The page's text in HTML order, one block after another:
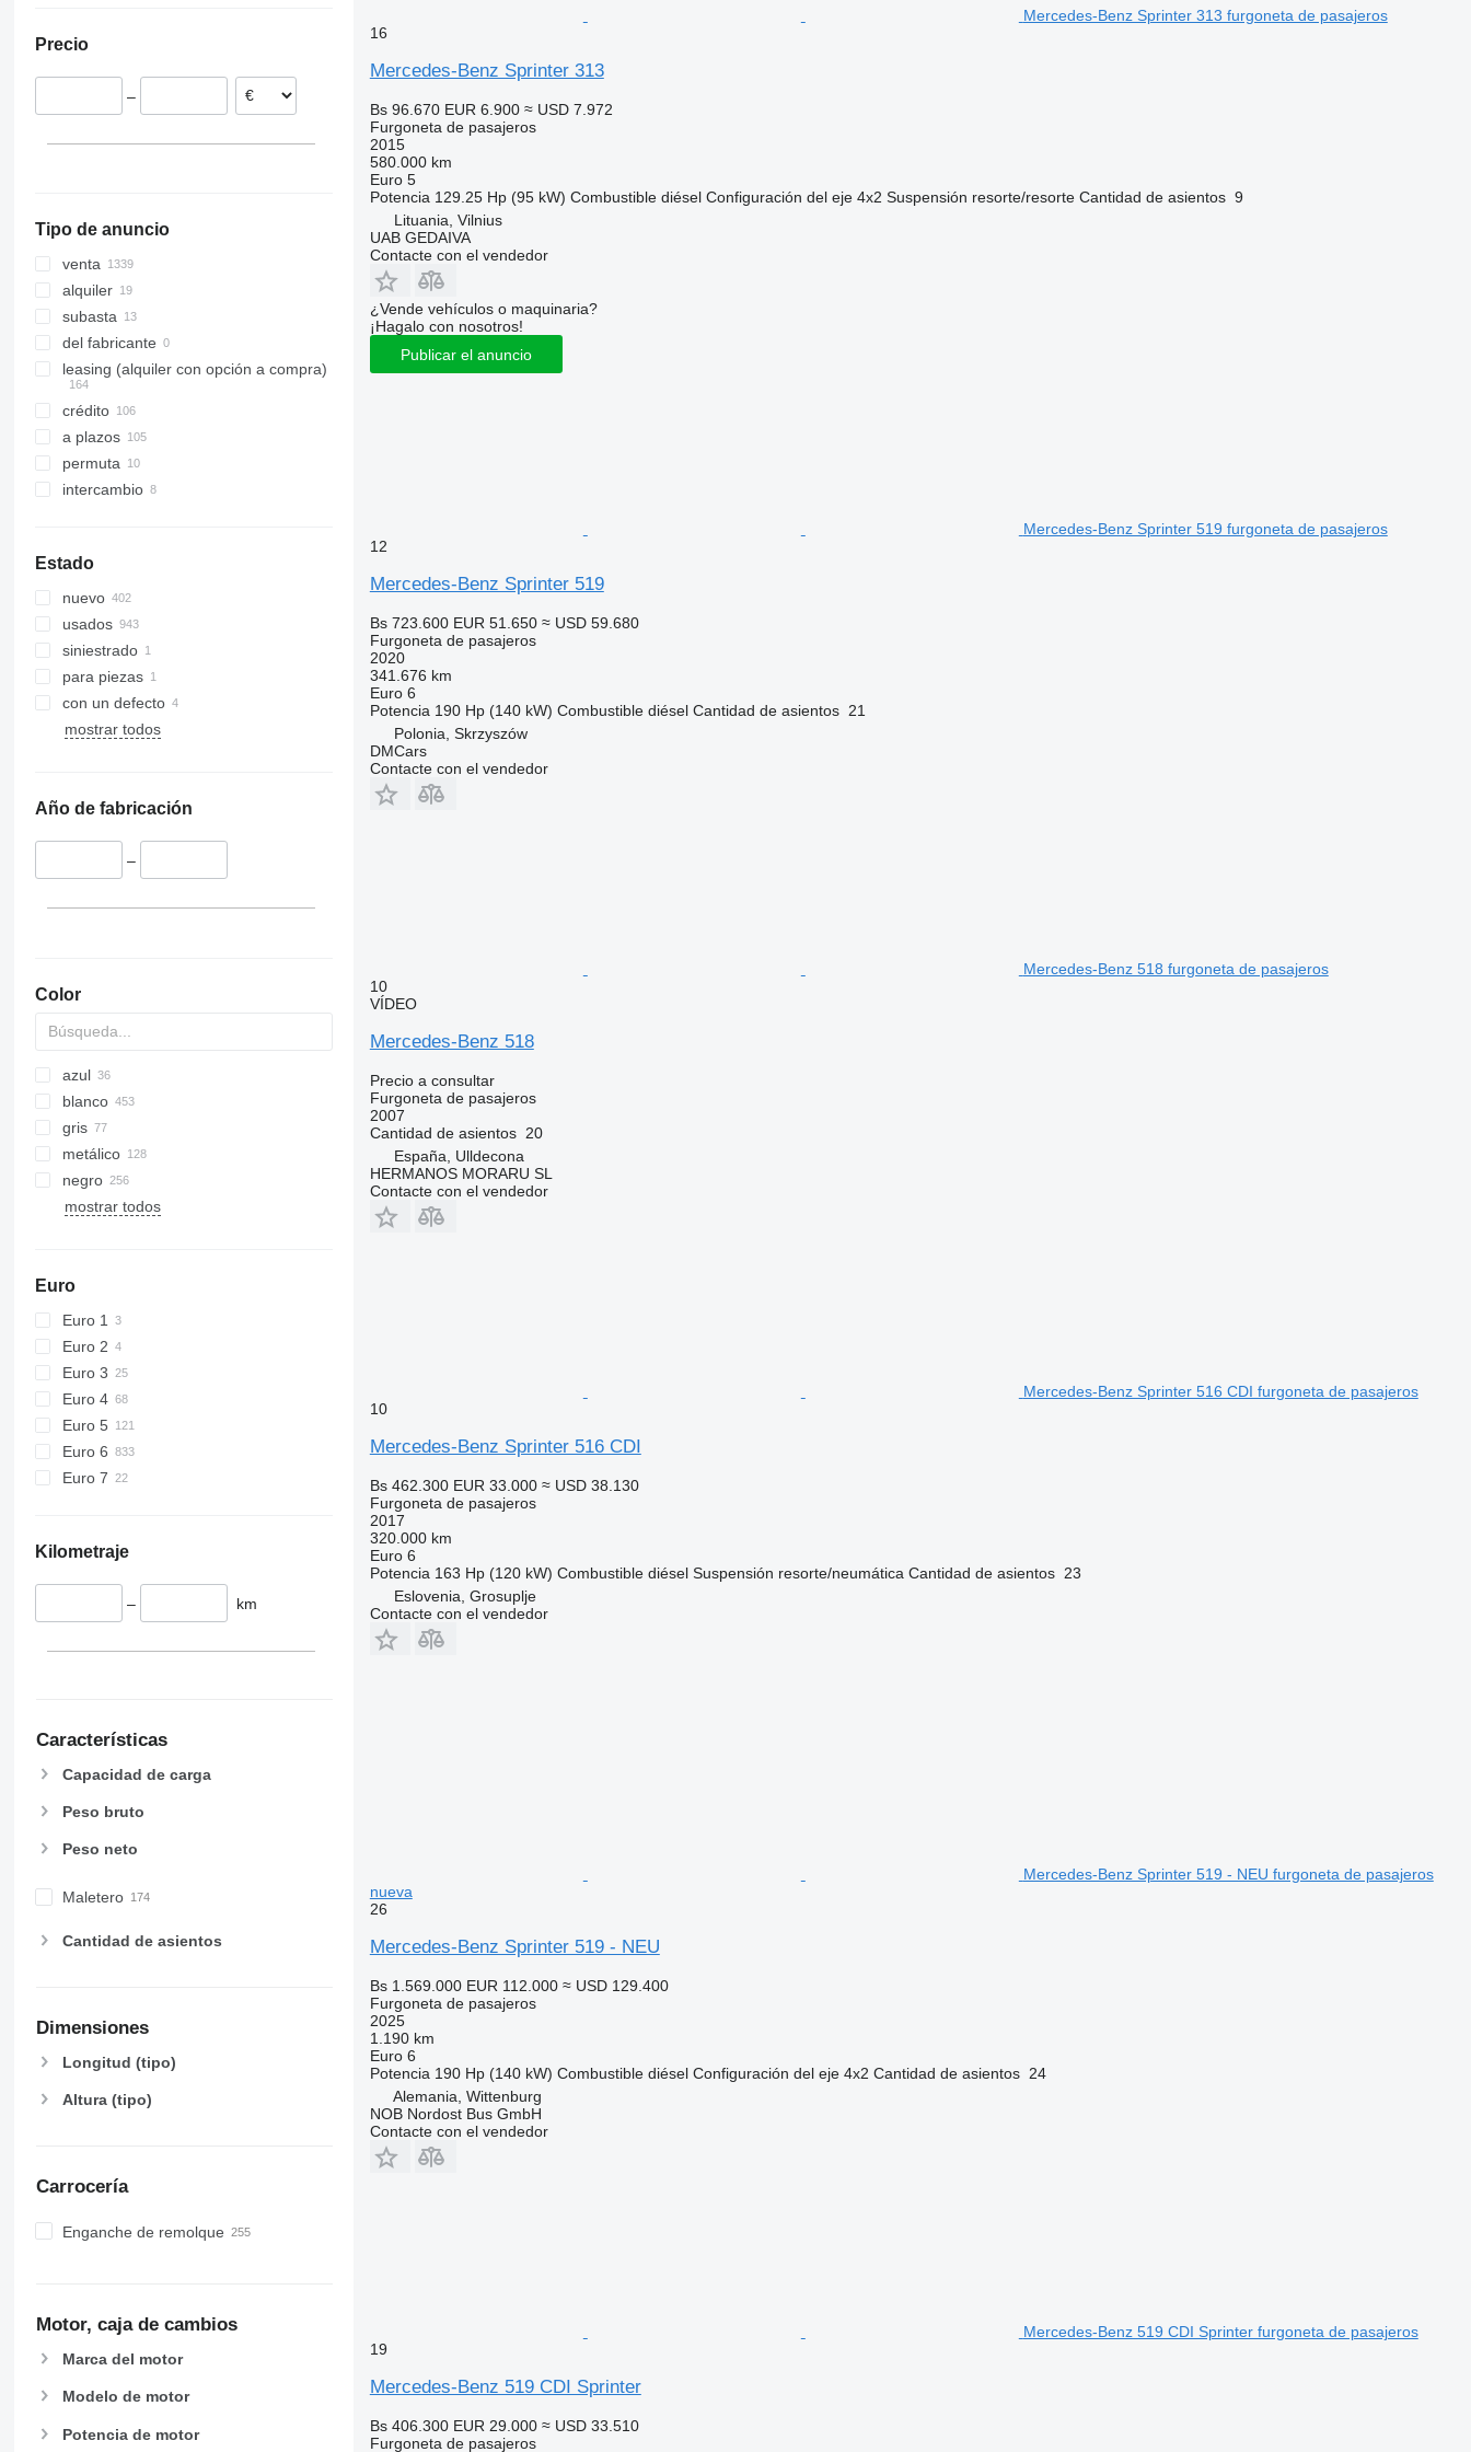
Sprinter 417
Sprinter 419
Sprinter 516
Sprinter 517
Sprinter 518
Sprinter 519
Sprinter 616
Sprinter 906
Sprinter City 45
Sprinter City 65
Sprinter City 77
Vito Tourer
Lituania
Italia
Precio
–
Tipo de anuncio
venta
alquiler
subasta
del fabricante
leasing (alquiler con opción a compra)
crédito
a plazos
permuta
intercambio
Estado
nuevo
usados
siniestrado
para piezas
con un defecto
mostrar todos
Año de fabricación
–
Color
azul
blanco
gris
metálico
negro
mostrar todos
Euro
Euro 1
Euro 2
Euro 3
Euro 4
Euro 5
Euro 6
Euro 7
Kilometraje
– km
Características
Capacidad de carga
Peso bruto
Peso neto
Maletero
Cantidad de asientos
Dimensiones
Longitud (tipo)
Altura (tipo)
Carrocería
Enganche de remolque
Motor, caja de cambios
Marca del motor
Modelo de motor
Potencia de motor
Mercedes-Benz Sprinter 313 furgoneta de pasajeros
16
Mercedes-Benz Sprinter 313
Bs 96.670 EUR 6.900 ≈ USD 7.972
Furgoneta de pasajeros
2015
580.000 km
Euro 5
Potencia 129.25 Hp (95 kW) Combustible diésel Configuración del eje 4x2 Suspensión resorte/resorte Cantidad de asientos 9
Lituania, Vilnius
UAB GEDAIVA
Contacte con el vendedor
¿Vende vehículos o maquinaria?
¡Hagalo con nosotros!
Publicar el anuncio
Mercedes-Benz Sprinter 519 furgoneta de pasajeros
12
Mercedes-Benz Sprinter 519
Bs 723.600 EUR 51.650 ≈ USD 59.680
Furgoneta de pasajeros
2020
341.676 km
Euro 6
Potencia 190 Hp (140 kW) Combustible diésel Cantidad de asientos 21
Polonia, Skrzyszów
DMCars
Contacte con el vendedor
Mercedes-Benz 518 furgoneta de pasajeros
10
VÍDEO
Mercedes-Benz 518
Precio a consultar
Furgoneta de pasajeros
2007
Cantidad de asientos 20
España, Ulldecona
HERMANOS MORARU SL
Contacte con el vendedor
Mercedes-Benz Sprinter 516 CDI furgoneta de pasajeros
10
Mercedes-Benz Sprinter 516 CDI
Bs 462.300 EUR 33.000 ≈ USD 38.130
Furgoneta de pasajeros
2017
320.000 km
Euro 6
Potencia 163 Hp (120 kW) Combustible diésel Suspensión resorte/neumática Cantidad de asientos 23
Eslovenia, Grosuplje
Contacte con el vendedor
Mercedes-Benz Sprinter 519 - NEU furgoneta de pasajeros
nueva
26
Mercedes-Benz Sprinter 519 - NEU
Bs 1.569.000 EUR 112.000 ≈ USD 129.400
Furgoneta de pasajeros
2025
1.190 km
Euro 6
Potencia 190 Hp (140 kW) Combustible diésel Configuración del eje 4x2 Cantidad de asientos 24
Alemania, Wittenburg
NOB Nordost Bus GmbH
Contacte con el vendedor
Mercedes-Benz 519 CDI Sprinter furgoneta de pasajeros
19
Mercedes-Benz 519 CDI Sprinter
Bs 406.300 EUR 29.000 ≈ USD 33.510
Furgoneta de pasajeros